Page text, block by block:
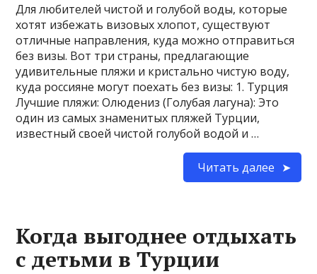
Для любителей чистой и голубой воды, которые
хотят избежать визовых хлопот, существуют
отличные направления, куда можно отправиться
без визы. Вот три страны, предлагающие
удивительные пляжи и кристально чистую воду,
куда россияне могут поехать без визы: 1. Турция
Лучшие пляжи: Олюдениз (Голубая лагуна): Это
один из самых знаменитых пляжей Турции,
известный своей чистой голубой водой и …
Читать далее
Когда выгоднее отдыхать
с детьми в Турции